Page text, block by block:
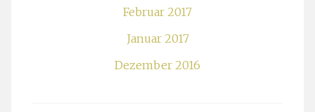
Februar 2017
Januar 2017
Dezember 2016